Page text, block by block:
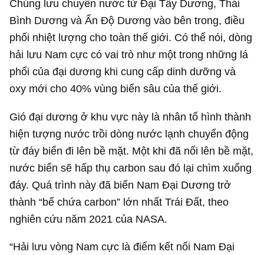
Chúng lưu chuyển nước từ Đại Tây Dương, Thái
Bình Dương và Ấn Độ Dương vào bên trong, điều
phối nhiệt lượng cho toàn thế giới. Có thể nói, dòng
hải lưu Nam cực có vai trò như một trong những lá
phổi của đại dương khi cung cấp dinh dưỡng và
oxy mới cho 40% vùng biển sâu của thế giới.
Gió đại dương ở khu vực này là nhân tố hình thành
hiện tượng nước trồi dòng nước lạnh chuyển động
từ đáy biển đi lên bề mặt. Một khi đã nổi lên bề mặt,
nước biển sẽ hấp thụ carbon sau đó lại chìm xuống
đáy. Quá trình này đã biến Nam Đại Dương trở
thành “bể chứa carbon” lớn nhất Trái Đất, theo
nghiên cứu năm 2021 của NASA.
“Hải lưu vòng Nam cực là điểm kết nối Nam Đại